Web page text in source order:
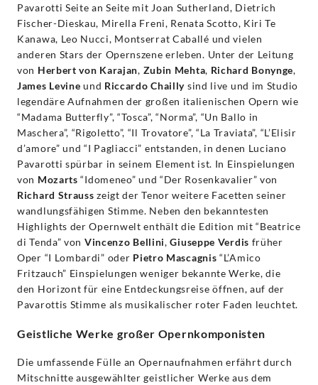
Pavarotti Seite an Seite mit Joan Sutherland, Dietrich
Fischer-Dieskau, Mirella Freni, Renata Scotto, Kiri Te
Kanawa, Leo Nucci, Montserrat Caballé und vielen
anderen Stars der Opernszene erleben. Unter der Leitung
von Herbert von Karajan, Zubin Mehta, Richard Bonynge,
James Levine und Riccardo Chailly sind live und im Studio
legendäre Aufnahmen der großen italienischen Opern wie
“Madama Butterfly”, “Tosca”, “Norma”, “Un Ballo in
Maschera”, “Rigoletto”, “Il Trovatore”, “La Traviata”, “L’Elisir
d’amore” und “I Pagliacci” entstanden, in denen Luciano
Pavarotti spürbar in seinem Element ist. In Einspielungen
von Mozarts “Idomeneo” und “Der Rosenkavalier” von
Richard Strauss zeigt der Tenor weitere Facetten seiner
wandlungsfähigen Stimme. Neben den bekanntesten
Highlights der Opernwelt enthält die Edition mit “Beatrice
di Tenda” von Vincenzo Bellini,Giuseppe Verdis früher
Oper “I Lombardi” oder Pietro Mascagnis “L’Amico
Fritzauch” Einspielungen weniger bekannte Werke, die
den Horizont für eine Entdeckungsreise öffnen, auf der
Pavarottis Stimme als musikalischer roter Faden leuchtet.
Geistliche Werke großer Opernkomponisten
Die umfassende Fülle an Opernaufnahmen erfährt durch
Mitschnitte ausgewählter geistlicher Werke aus dem